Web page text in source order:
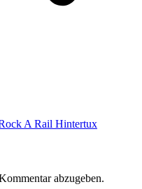
A Rail Hintertux
abzugeben.